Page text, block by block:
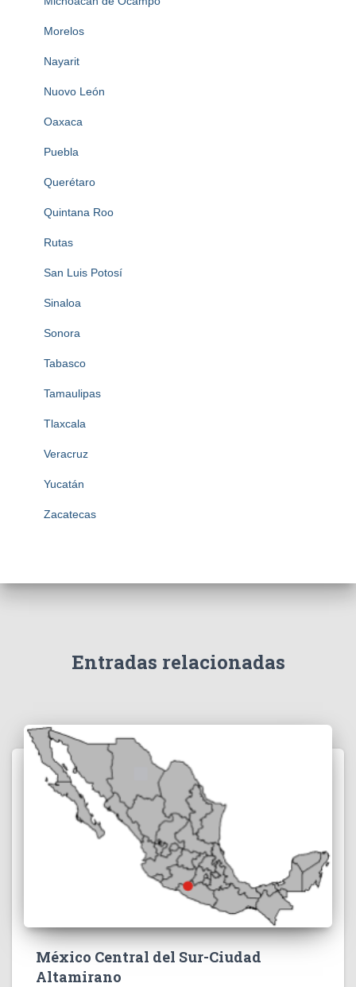
Morelos
Nayarit
Nuovo León
Oaxaca
Puebla
Querétaro
Quintana Roo
Rutas
San Luis Potosí
Sinaloa
Sonora
Tabasco
Tamaulipas
Tlaxcala
Veracruz
Yucatán
Zacatecas
Entradas relacionadas
México Central del Sur-Ciudad
Altamirano